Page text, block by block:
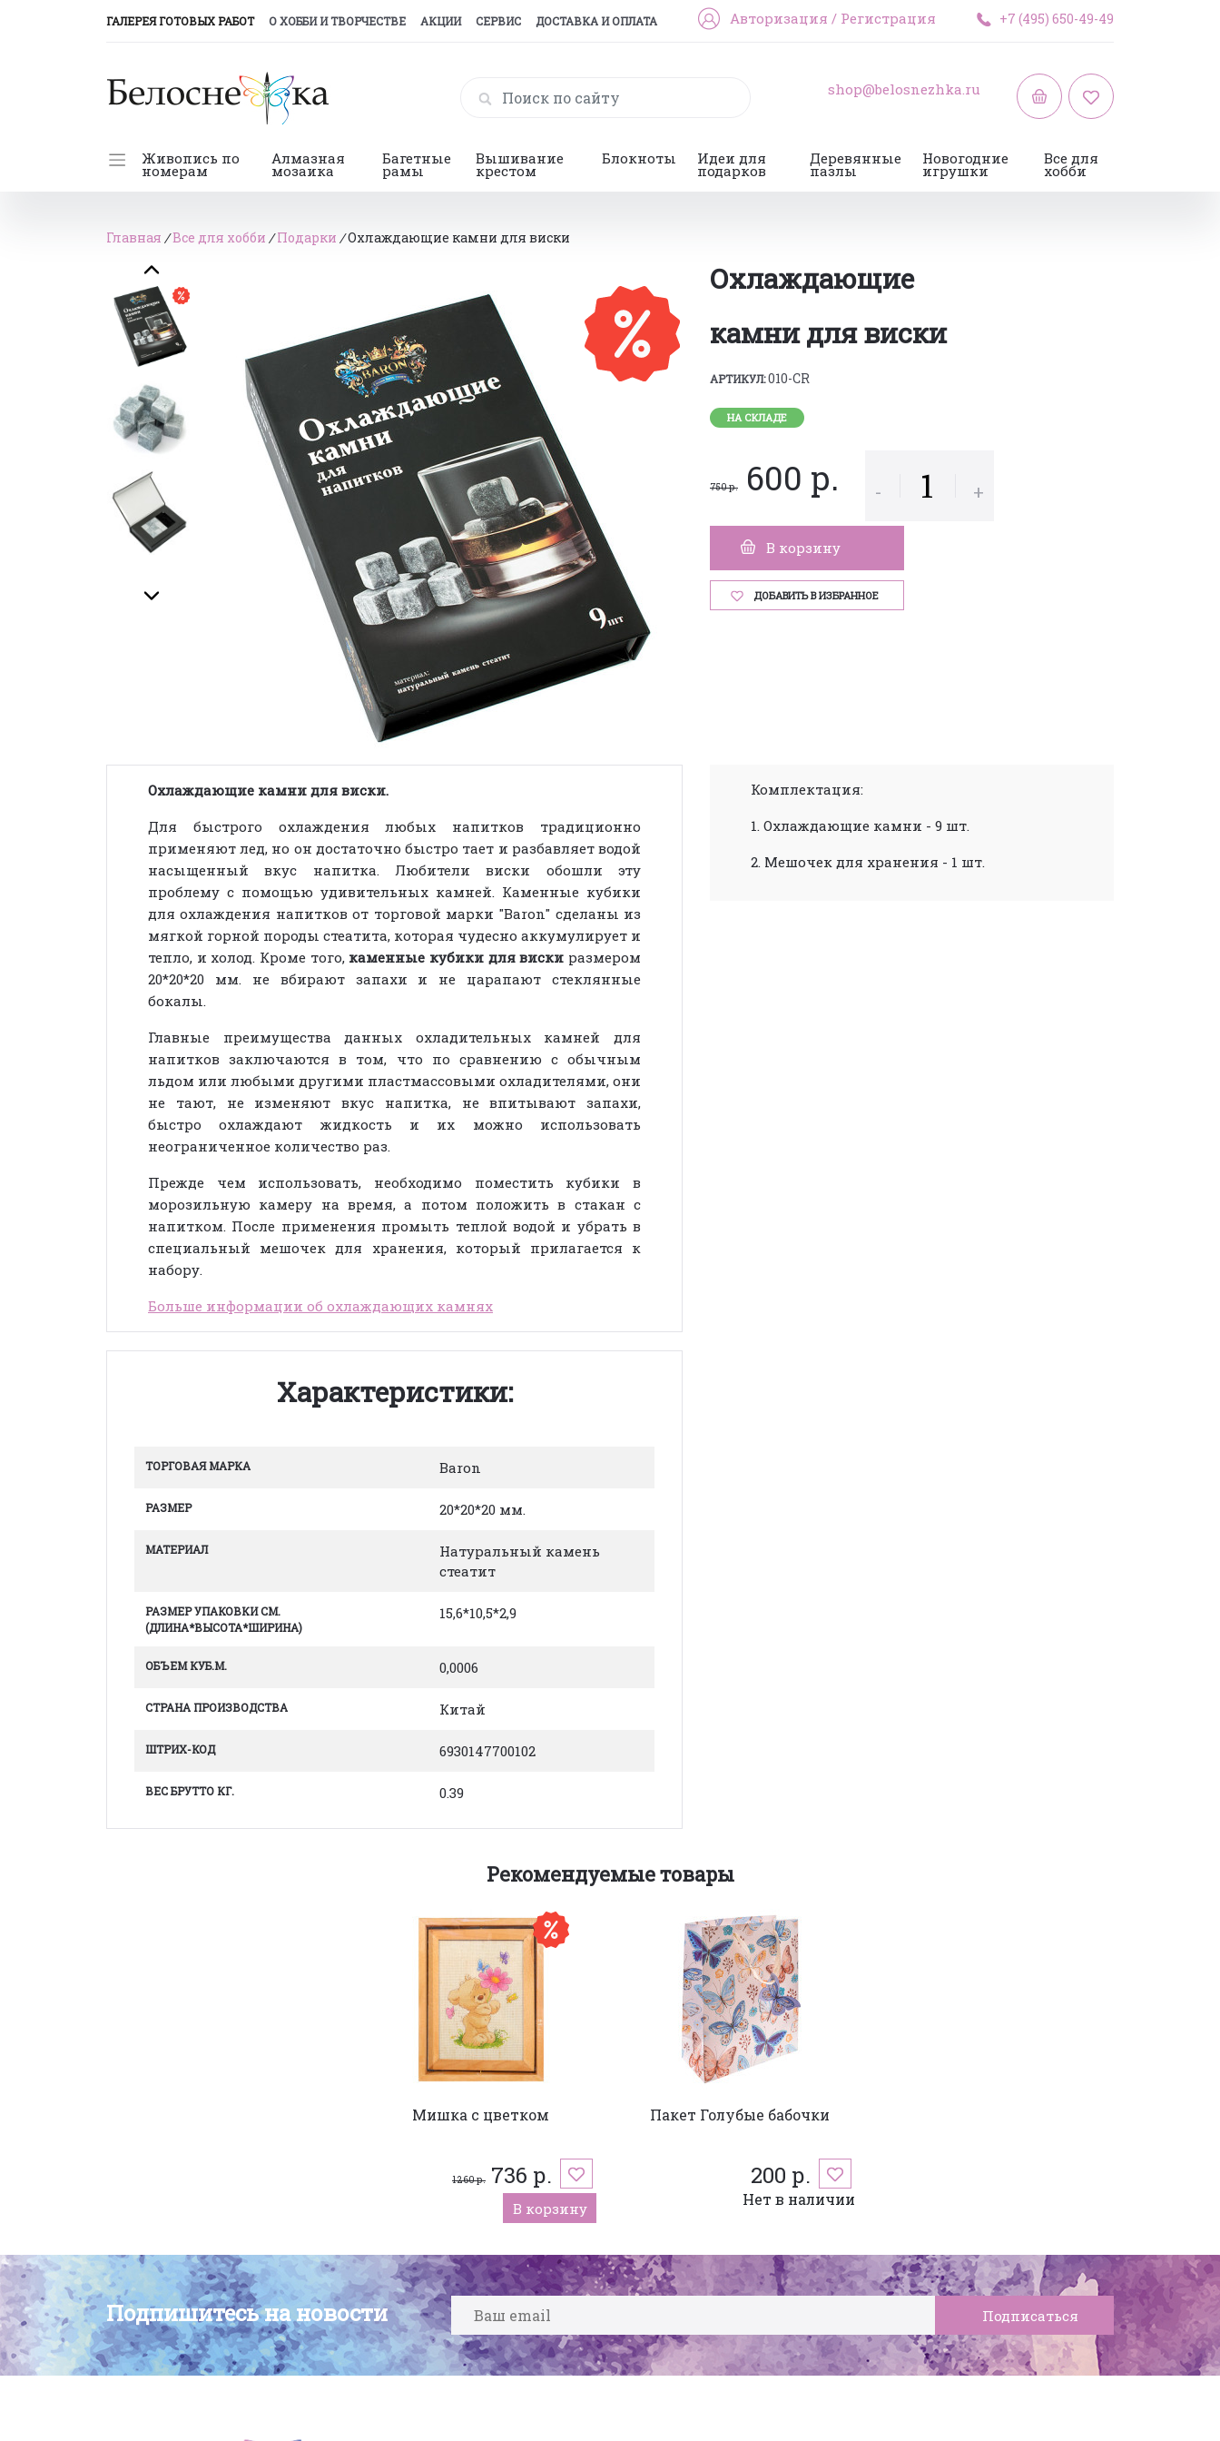
ГАЛЕРЕЯ ГОТОВЫХ РАБОТ(CURRENT)
О ХОББИ И ТВОРЧЕСТВЕ АКЦИИ СЕРВИС ДОСТАВКА И ОПЛАТА Авторизация / Регистрация +7 (495) 650-49-49
shop@belosnezhka.ru
Живопись по
номерам
Алмазная
мозаика
Багетные
рамы
Вышивание
крестом
Блокноты Идеи для
подарков
Деревянные
пазлы
Новогодние
игрушки
Все для
хобби
Главная /Все для хобби /Подарки /Охлаждающие камни для виски
Охлаждающие
камни для виски
АРТИКУЛ:010-CR
НА СКЛАДЕ
750 р. 600 р. - +
В корзину
ДОБАВИТЬ В ИЗБРАННОЕ
Охлаждающие камни для виски.
Для быстрого охлаждения любых напитков традиционно
применяют лед, но он достаточно быстро тает и разбавляет водой
насыщенный вкус напитка. Любители виски обошли эту
проблему с помощью удивительных камней. Каменные кубики
для охлаждения напитков от торговой марки "Baron" сделаны из
мягкой горной породы стеатита, которая чудесно аккумулирует и
тепло, и холод. Кроме того, каменные кубики для виски размером
20*20*20 мм. не вбирают запахи и не царапают стеклянные
бокалы.
Главные преимущества данных охладительных камней для
напитков заключаются в том, что по сравнению с обычным
льдом или любыми другими пластмассовыми охладителями, они
не тают, не изменяют вкус напитка, не впитывают запахи,
быстро охлаждают жидкость и их можно использовать
неограниченное количество раз.
Прежде чем использовать, необходимо поместить кубики в
морозильную камеру на время, а потом положить в стакан с
напитком. После применения промыть теплой водой и убрать в
специальный мешочек для хранения, который прилагается к
набору.
Больше информации об охлаждающих камнях
Характеристики:
ТОРГОВАЯ МАРКА Baron
РАЗМЕР 20*20*20 мм.
МАТЕРИАЛ
Натуральный камень
стеатит
РАЗМЕР УПАКОВКИ СМ.
(ДЛИНА*ВЫСОТА*ШИРИНА)
15,6*10,5*2,9
ОБЪЕМ КУБ.М. 0,0006
СТРАНА ПРОИЗВОДСТВА Китай
ШТРИХ-КОД 6930147700102
ВЕС БРУТТО КГ. 0.39
Комплектация:
1. Охлаждающие камни - 9 шт.
2. Мешочек для хранения - 1 шт.
Рекомендуемые товары
Мишка с цветком
1 260 р. 736 р.
В корзину
Пакет Голубые бабочки
200 р.
Нет в наличии
Подпишитесь на новости